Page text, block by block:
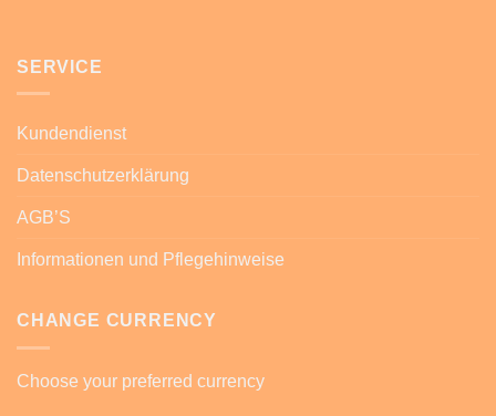
SERVICE
Kundendienst
Datenschutzerklärung
AGB’S
Informationen und Pflegehinweise
CHANGE CURRENCY
Choose your preferred currency